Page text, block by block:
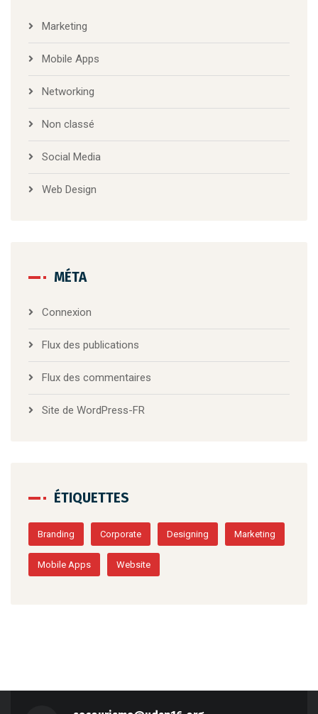
Marketing
Mobile Apps
Networking
Non classé
Social Media
Web Design
MÉTA
Connexion
Flux des publications
Flux des commentaires
Site de WordPress-FR
ÉTIQUETTES
Branding Corporate Designing Marketing
Mobile Apps Website